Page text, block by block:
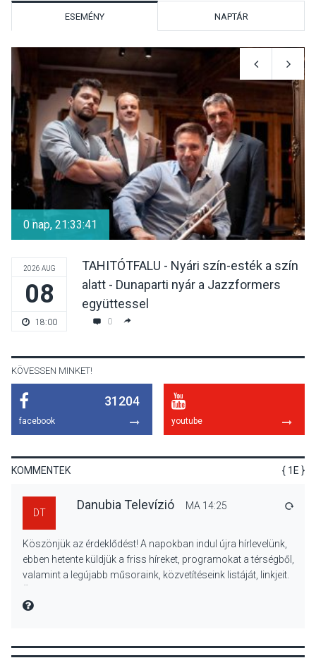
KULTÚRA 2026 AUG 06
Mi a pszichológia, és miért
van rá szükségünk? –
Beszélgetés a Kacsakő
Irodalmi Színpadon
KULTÚRA
Különleges csillagles lesz
Tahitótfaluban a Bodor
Majorban
KULTÚRA
Különleges nyári élményt
kínálnak a szabadtéri
előadások a Skanzenben
KÖZÉLET 2026 AUG 05
ESEMÉNY NAPTÁR
0 nap, 21:33:40
2026 AUG
08
18:00
TAHITÓTFALU - Nyári szín-esték a szín
alatt - Dunaparti nyár a Jazzformers
együttessel
0
KÖVESSEN MINKET!
31204
facebook youtube
KOMMENTEK { 1E }
DT
Danubia Televízió MA 14:25
Köszönjük az érdeklődést! A napokban indul újra hírlevelünk,
ebben hetente küldjük a friss híreket, programokat a térségből,
valamint a legújabb műsoraink, közvetítéseink listáját, linkjeit.
MIRE MONDTA